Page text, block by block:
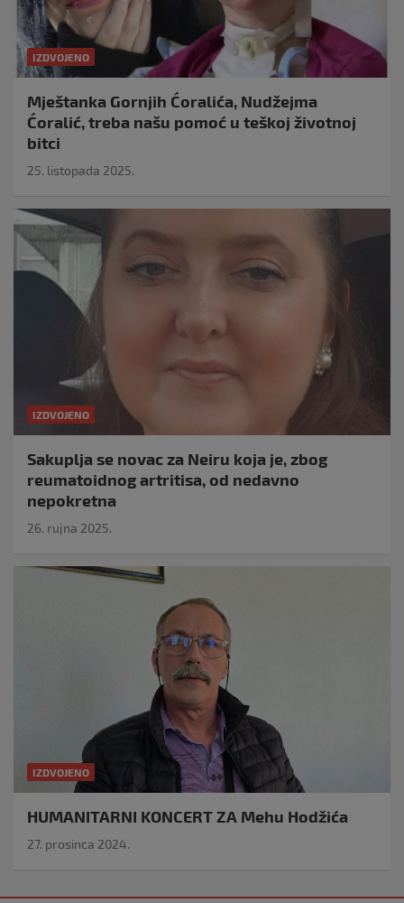
IZDVOJENO
Mještanka Gornjih Ćoralića, Nudžejma
Ćoralić, treba našu pomoć u teškoj životnoj
bitci
25. listopada 2025.
IZDVOJENO
Sakuplja se novac za Neiru koja je, zbog
reumatoidnog artritisa, od nedavno
nepokretna
26. rujna 2025.
IZDVOJENO
HUMANITARNI KONCERT ZA Mehu Hodžića
27. prosinca 2024.